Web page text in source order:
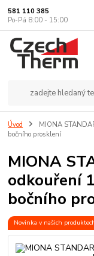
581 110 385
Po-Pá 8:00 - 15:00
Úvod
MIONA
bočního prosklení
MIONA
odkouření
bočního
Novinka v našich